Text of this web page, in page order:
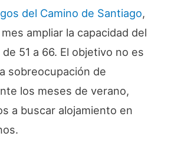
del Camino de Santiago,
ampliar la capacidad del
51 a 66. El objetivo no es
sobreocupación de
los meses de verano,
a buscar alojamiento en